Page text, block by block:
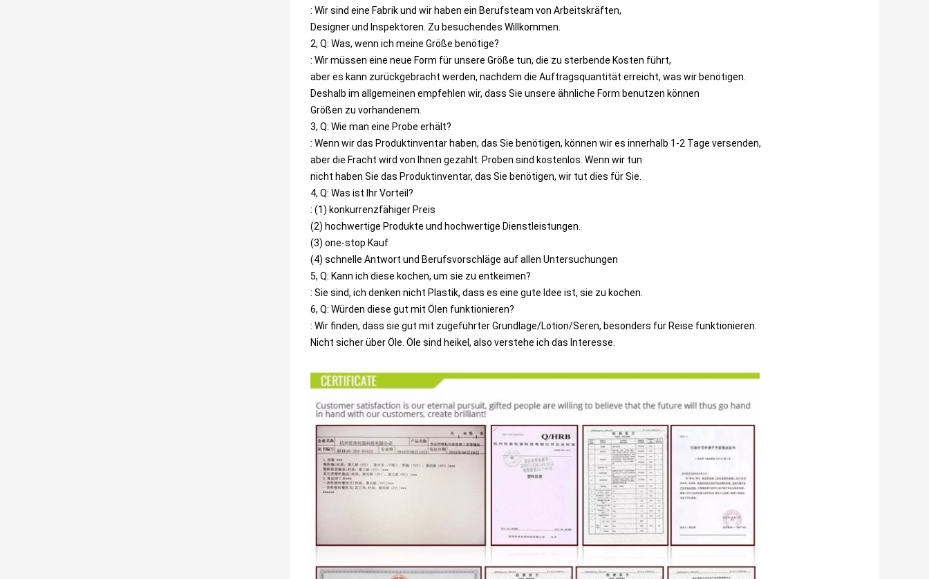
: Wir sind eine Fabrik und wir haben ein Berufsteam von Arbeitskräften,
Designer und Inspektoren. Zu besuchendes Willkommen.
2, Q: Was, wenn ich meine Größe benötige?
: Wir müssen eine neue Form für unsere Größe tun, die zu sterbende Kosten führt,
aber es kann zurückgebracht werden, nachdem die Auftragsquantität erreicht, was wir benötigen.
Deshalb im allgemeinen empfehlen wir, dass Sie unsere ähnliche Form benutzen können
Größen zu vorhandenem.
3, Q: Wie man eine Probe erhält?
: Wenn wir das Produktinventar haben, das Sie benötigen, können wir es innerhalb 1-2 Tage versenden,
aber die Fracht wird von Ihnen gezahlt. Proben sind kostenlos. Wenn wir tun
nicht haben Sie das Produktinventar, das Sie benötigen, wir tut dies für Sie.
4, Q: Was ist Ihr Vorteil?
: (1) konkurrenzfähiger Preis
(2) hochwertige Produkte und hochwertige Dienstleistungen.
(3) one-stop Kauf
(4) schnelle Antwort und Berufsvorschläge auf allen Untersuchungen
5, Q: Kann ich diese kochen, um sie zu entkeimen?
: Sie sind, ich denken nicht Plastik, dass es eine gute Idee ist, sie zu kochen.
6, Q: Würden diese gut mit Ölen funktionieren?
: Wir finden, dass sie gut mit zugeführter Grundlage/Lotion/Seren, besonders für Reise funktionieren.
Nicht sicher über Öle. Öle sind heikel, also verstehe ich das Interesse.